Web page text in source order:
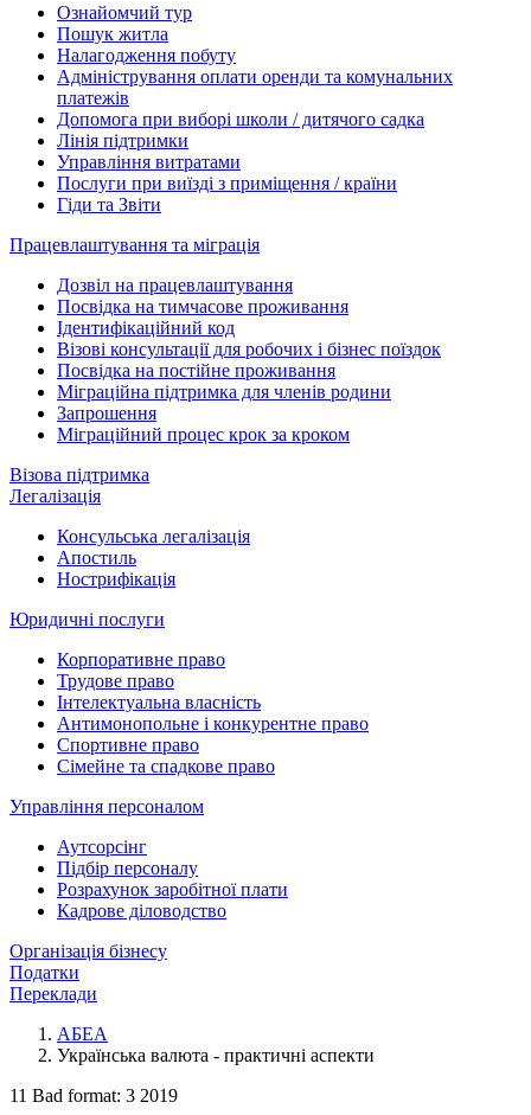
Ознайомчий тур
Пошук житла
Налагодження побуту
Адміністрування оплати оренди та комунальних
платежів
Допомога при виборі школи / дитячого садка
Лінія підтримки
Управління витратами
Послуги при виїзді з приміщення / країни
Гіди та Звіти
Працевлаштування та міграція
Дозвіл на працевлаштування
Посвідка на тимчасове проживання
Ідентифікаційний код
Візові консультації для робочих і бізнес поїздок
Посвідка на постійне проживання
Міграційна підтримка для членів родини
Запрошення
Міграційний процес крок за кроком
Візова підтримка
Легалізація
Консульська легалізація
Апостиль
Нострифікація
Юридичні послуги
Корпоративне право
Трудове право
Інтелектуальна власність
Антимонопольне і конкурентне право
Спортивне право
Сімейне та спадкове право
Управління персоналом
Аутсорсінг
Підбір персоналу
Розрахунок заробітної плати
Кадрове діловодство
Організація бізнесу
Податки
Переклади
АБЕА
Українська валюта - практичні аспекти
11 Bad format: 3 2019